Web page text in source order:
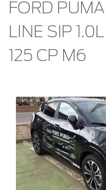
FORD PUMA
LINE SIP
125 CP M6